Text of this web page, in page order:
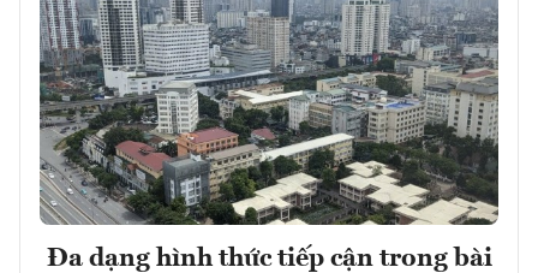
Đa dạng hình thức tiếp cận trong bài